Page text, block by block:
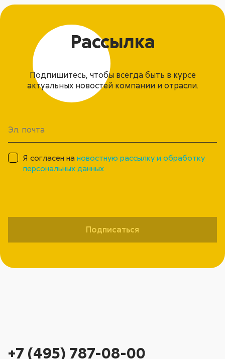
Рассылка
Подпишитесь, чтобы всегда быть в курсе
актуальных новостей компании и отрасли.
Я согласен нановостную рассылку и обработку
персональных данных
Подписаться
+7 (495) 787-08-00